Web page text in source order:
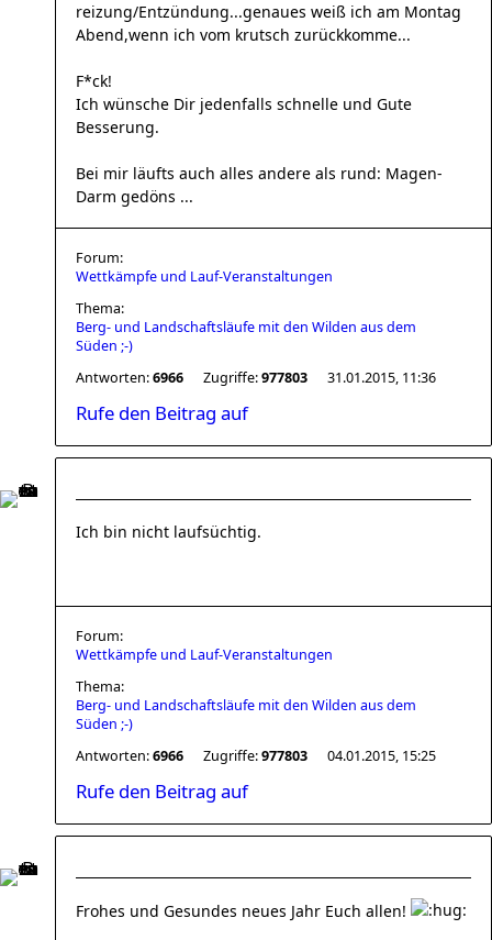
reizung/Entzündung...genaues weiß ich am Montag
Abend,wenn ich vom krutsch zurückkomme...
F*ck!
Ich wünsche Dir jedenfalls schnelle und Gute
Besserung.
Bei mir läufts auch alles andere als rund: Magen-
Darm gedöns ...
Forum:
Wettkämpfe und Lauf-Veranstaltungen
Thema:
Berg- und Landschaftsläufe mit den Wilden aus dem
Süden ;-)
Antworten:6966 Zugriffe:977803 31.01.2015, 11:36
Rufe den Beitrag auf
Ich bin nicht laufsüchtig.
Forum:
Wettkämpfe und Lauf-Veranstaltungen
Thema:
Berg- und Landschaftsläufe mit den Wilden aus dem
Süden ;-)
Antworten:6966 Zugriffe:977803 04.01.2015, 15:25
Rufe den Beitrag auf
Frohes und Gesundes neues Jahr Euch allen!